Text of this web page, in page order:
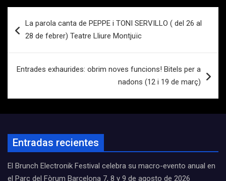
de
La parola canta de PEPPE i TONI SERVILLO ( del 26 al
28 de febrer) Teatre Lliure Montjuïc
Entrades exhaurides: obrim noves funcions! Bitels per a
nadons (12 i 19 de març)
Entradas recientes
El Brunch Electronik Festival celebra su macro-evento anual en
el Parc del Fòrum Barcelona 7, 8 y 9 de agosto de 2026